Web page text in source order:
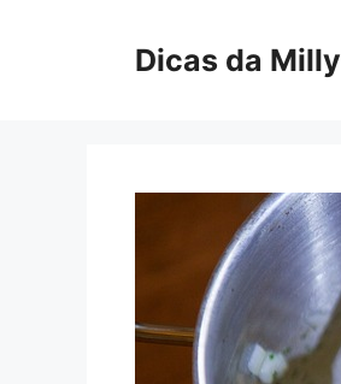
Dicas da Milly